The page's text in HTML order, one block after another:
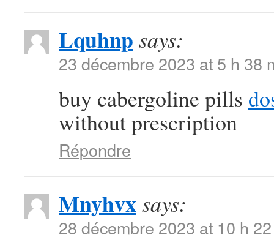
Lquhnp says:
23 décembre 2023 at 5 h 38
buy cabergoline pills
without prescription
Répondre
Mnyhvxsays:
28 décembre 2023 at 10 h